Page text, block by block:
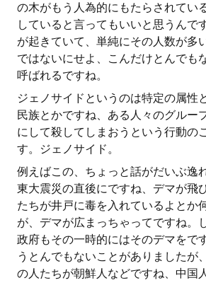
の木がもう人為的にもたらされてい
していると言ってもいいと思うんで
が起きていて、単純にその人数が多
ではないにせよ、こんだけとんでも
呼ばれるですね。
ジェノサイドというのは特定の属性
民族とかですね、ある人々のグルー
にして殺してしまおうという行動の
す。ジェノサイド。
例えばこの、ちょっと話がだいぶ逸
東大震災の直後にですね、デマが飛
たちが井戸に毒を入れているよとか
が、デマが広まっちゃってですね。
政府もその一時的にはそのデマをで
うとんでもないことがありましたが
の人たちが朝鮮人などですね、中国